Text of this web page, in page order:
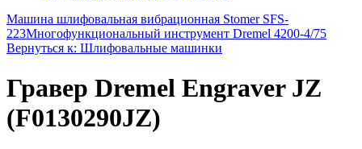
Машина шлифовальная вибрационная Stomer SFS-
223Многофункциональный инструмент Dremel 4200-4/75
Вернуться к: Шлифовальные машинки
Гравер Dremel Engraver JZ
(F0130290JZ)